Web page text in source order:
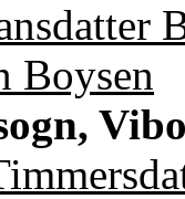
Boysen